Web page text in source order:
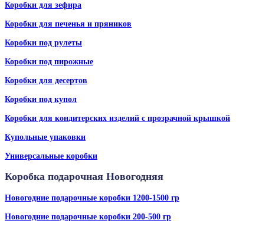
Коробки для зефира
Коробки для печенья и пряников
Коробки под рулеты
Коробки под пирожные
Коробки для десертов
Коробки под купол
Коробки для кондитерских изделий с прозрачной крышкой
Купольные упаковки
Универсальные коробки
Коробка подарочная Новогодняя
Новогодние подарочные коробки 1200-1500 гр
Новогодние подарочные коробки 200-500 гр